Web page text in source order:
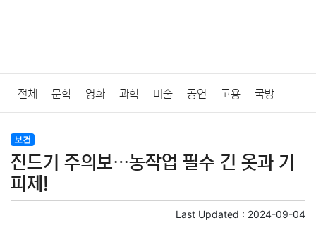
전체 문학 영화 과학 미술 공연 고용 국방
법률
질병 가요 방송 일상 주식 암호화폐 블록체인
미용 증권 인테리어
보건
진드기 주의보…농작업 필수 긴 옷과 기
피제!
Last Updated : 2024-09-04